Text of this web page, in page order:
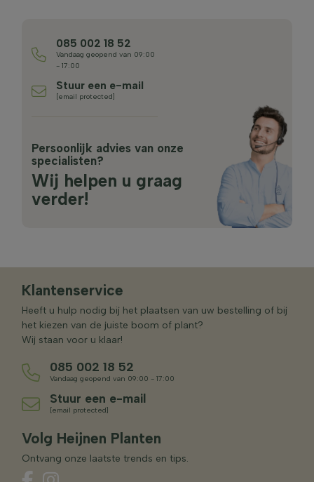
085 002 18 52
Vandaag geopend van 09:00
- 17:00
Stuur een e-mail
[email protected]
Persoonlijk advies van onze
specialisten?
Wij helpen u graag
verder!
Klantenservice
Heeft u hulp nodig bij het plaatsen van uw bestelling of bij
het kiezen van de juiste boom of plant?
Wij staan voor u klaar!
085 002 18 52
Vandaag geopend van 09:00 - 17:00
Stuur een e-mail
[email protected]
Volg Heijnen Planten
Ontvang onze laatste trends en tips.